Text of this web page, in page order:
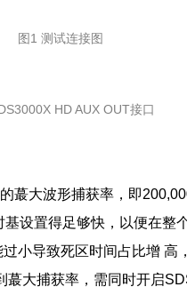
图1 测试连接图
HD AUX OUT接口
蕞大波形捕获率，即
设置得足够快，以便在整
小导致死区时间占比增 高
蕞大捕获率，需同时开启